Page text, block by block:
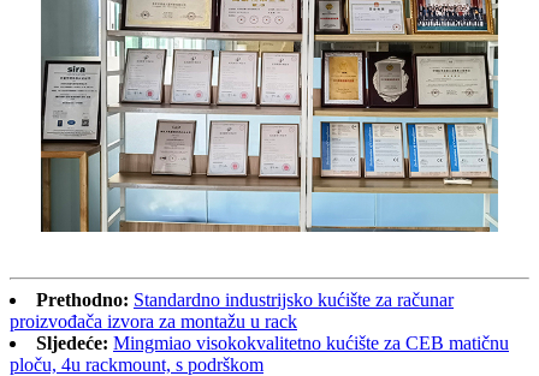
Prethodno: Standardno industrijsko kućište za računar
proizvođača izvora za montažu u rack
Sljedeće: Mingmiao visokokvalitetno kućište za CEB matičnu
ploču, 4u rackmount, s podrškom